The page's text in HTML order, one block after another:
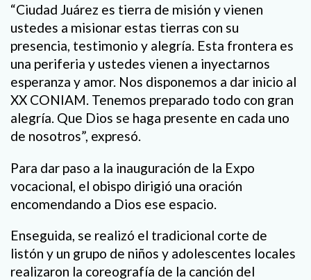
“Ciudad Juárez es tierra de misión y vienen
ustedes a misionar estas tierras con su
presencia, testimonio y alegría. Esta frontera es
una periferia y ustedes vienen a inyectarnos
esperanza y amor. Nos disponemos a dar inicio al
XX CONIAM. Tenemos preparado todo con gran
alegría. Que Dios se haga presente en cada uno
de nosotros”, expresó.
Para dar paso a la inauguración de la Expo
vocacional, el obispo dirigió una oración
encomendando a Dios ese espacio.
Enseguida, se realizó el tradicional corte de
listón y un grupo de niños y adolescentes locales
realizaron la coreografía de la canción del